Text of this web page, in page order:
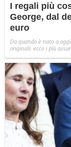
I regali più
George, dal
euro
Da quando è nato a
originali: ecco i più